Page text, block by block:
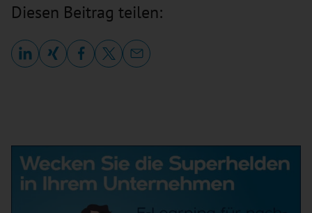
Diesen Beitrag teilen: